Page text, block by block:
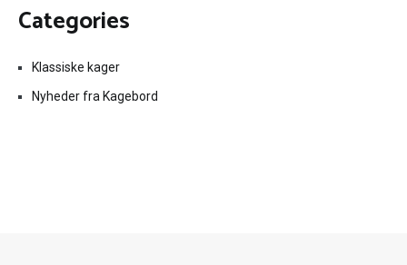
Categories
Klassiske kager
Nyheder fra Kagebord